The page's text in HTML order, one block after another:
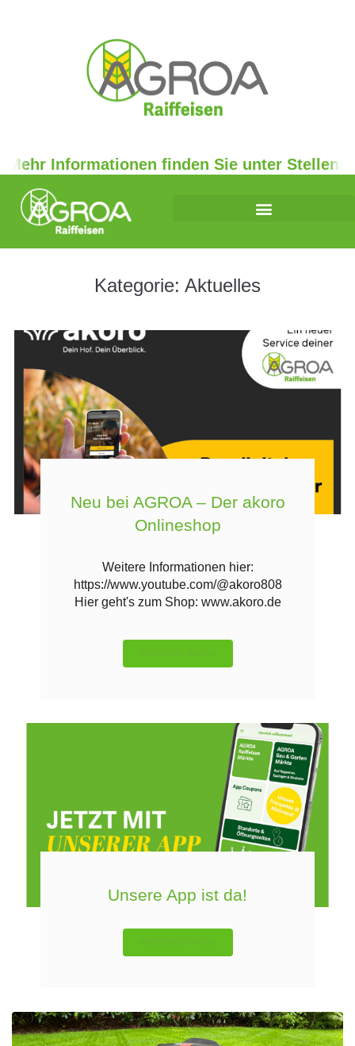
Informationen finden Sie unter
Kategorie: Aktuelles
Neu bei AGROA – Der akoro
Onlineshop
Weitere Informationen hier:
https://www.youtube.com/@akoro808
Hier geht's zum Shop: www.akoro.de
Unsere App ist da!